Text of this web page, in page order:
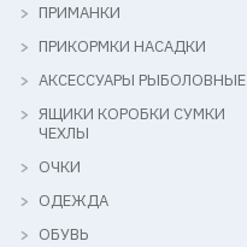
ПРИМАНКИ
ПРИКОРМКИ НАСАДКИ
АКСЕССУАРЫ РЫБОЛОВНЫЕ
ЯЩИКИ КОРОБКИ СУМКИ
ЧЕХЛЫ
ОЧКИ
ОДЕЖДА
ОБУВЬ